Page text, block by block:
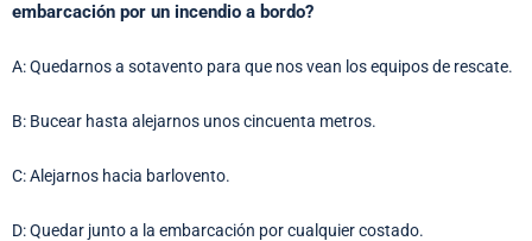
embarcación por un incendio a bordo?
A: Quedarnos a sotavento para que nos vean los equipos de rescate.
B: Bucear hasta alejarnos unos cincuenta metros.
C: Alejarnos hacia barlovento.
D: Quedar junto a la embarcación por cualquier costado.